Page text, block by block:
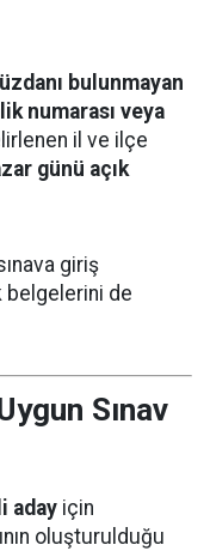
bulunmayan
numarası veya
il ve ilçe
günü açık
giriş
belgelerini de
Sınav
aday için
oluşturulduğu